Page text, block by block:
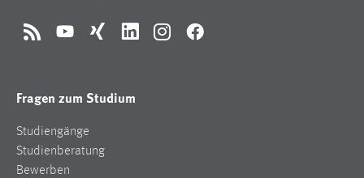
RSS YouTubeXing LinkedInInstagramFacebook
Fragen zum Studium
Studiengänge
Studienberatung
Bewerben
Matomo
Zweck:
Cookie Laufzeit:
Max. 13 Monate